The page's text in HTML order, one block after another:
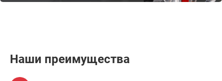
Наши преимущества